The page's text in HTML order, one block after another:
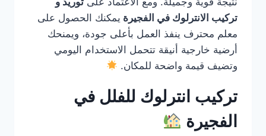
تركيب الانترلوك في الفجيرة يمكنك الحصول على
معلم محترف ينفذ العمل بأعلى جودة، ويمنحك
أرضية خارجية أنيقة تتحمل الاستخدام اليومي
وتضيف قيمة واضحة للمكان.
تركيب انترلوك للفلل في
الفجيرة